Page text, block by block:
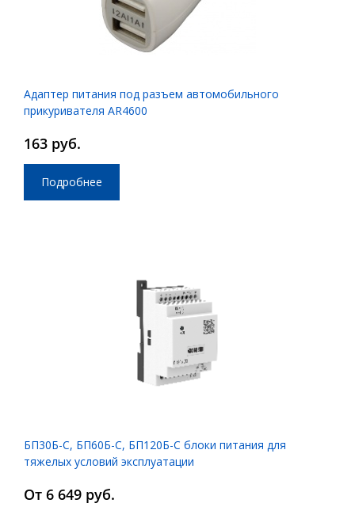
Адаптер питания под разъем автомобильного
прикуривателя AR4600
163 руб.
Подробнее
БП30Б-С, БП60Б-С, БП120Б-C блоки питания для
тяжелых условий эксплуатации
От 6 649 руб.